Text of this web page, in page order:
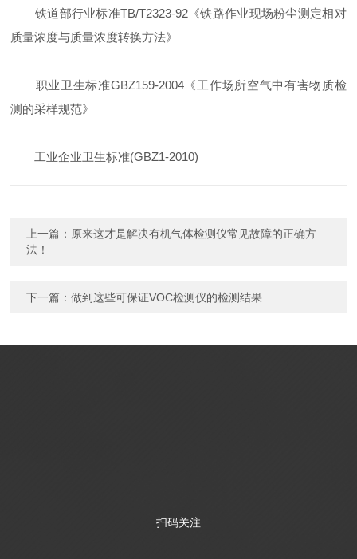
铁道部行业标准TB/T2323-92《铁路作业现场粉尘测定相对
质量浓度与质量浓度转换方法》
职业卫生标准GBZ159-2004《工作场所空气中有害物质检
测的采样规范》
工业企业卫生标准(GBZ1-2010)
上一篇： 原来这才是解决有机气体检测仪常见故障的正确方
法！
下一篇：做到这些可保证VOC检测仪的检测结果
扫码关注